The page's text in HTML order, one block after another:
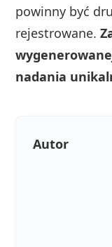
powinny być
rejestrowane.
nadania
Autor